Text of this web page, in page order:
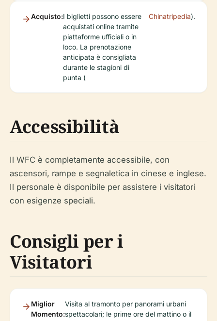
Acquisto:I biglietti possono essere
acquistati online tramite
piattaforme ufficiali o in
loco. La prenotazione
anticipata è consigliata
durante le stagioni di
punta (
Chinatripedia).
Accessibilità
Il WFC è completamente accessibile, con
ascensori, rampe e segnaletica in cinese e inglese.
Il personale è disponibile per assistere i visitatori
con esigenze speciali.
Consigli per i
Visitatori
Miglior
Momento:
Visita al tramonto per panorami urbani
spettacolari; le prime ore del mattino o il